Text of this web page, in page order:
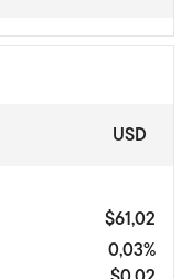
USD
$61,02
0,03%